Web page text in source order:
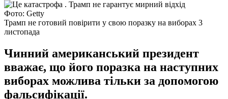
Фото: Getty
Трамп не готовий повірити у свою поразку на виборах 3
листопада
Чинний американський президент
вважає, що його поразка на наступних
виборах можлива тільки за допомогою
фальсифікації.